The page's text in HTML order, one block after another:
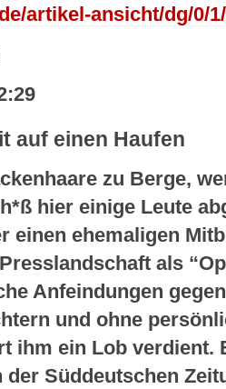
artikel-ansicht/dg/0/
auf einen Haufen
zu Berge,
hier einige Leute
einen ehemaligen
als
Anfeindungen
und ohne
ihm ein Lob verdient.
der Süddeutschen